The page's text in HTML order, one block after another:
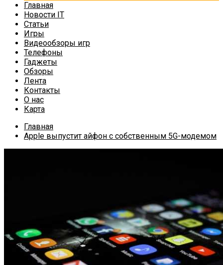
Главная
Новости IT
Статьи
Игры
Видеообзоры игр
Телефоны
Гаджеты
Обзоры
Лента
Контакты
О нас
Карта
Главная
Apple выпустит айфон с собственным 5G-модемом